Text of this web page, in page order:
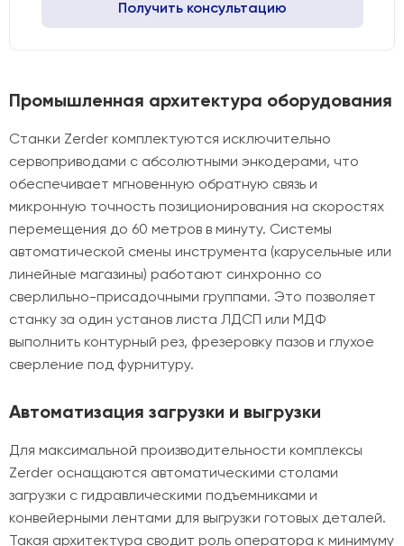
Получить консультацию
Промышленная архитектура оборудования
Станки Zerder комплектуются исключительно
сервоприводами с абсолютными энкодерами, что
обеспечивает мгновенную обратную связь и
микронную точность позиционирования на скоростях
перемещения до 60 метров в минуту. Системы
автоматической смены инструмента (карусельные или
линейные магазины) работают синхронно со
сверлильно-присадочными группами. Это позволяет
станку за один установ листа ЛДСП или МДФ
выполнить контурный рез, фрезеровку пазов и глухое
сверление под фурнитуру.
Автоматизация загрузки и выгрузки
Для максимальной производительности комплексы
Zerder оснащаются автоматическими столами
загрузки с гидравлическими подъемниками и
конвейерными лентами для выгрузки готовых деталей.
Такая архитектура сводит роль оператора к минимуму